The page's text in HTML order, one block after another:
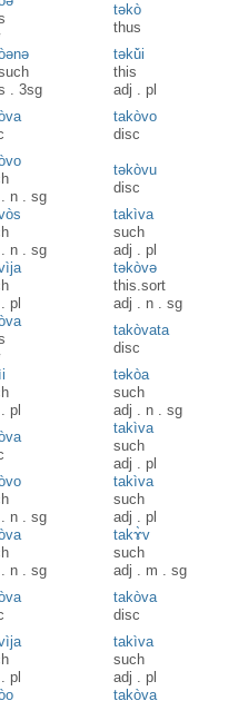
təkò
thus
.3sg
təkǔ̀i
this
adj .pl
takòvo
disc
. n .sg
təkòvu
disc
. n .sg
takìva
such
adj .pl
.pl
təkòvə
this.sort
adj . n .sg
takòvata
disc
.pl
tәkòa
such
adj . n .sg
takìva
such
adj .pl
. n .sg
takìva
such
adj .pl
. n .sg
takɤ̀v
such
adj . m .sg
takòva
disc
.pl
takìva
such
adj .pl
takòva